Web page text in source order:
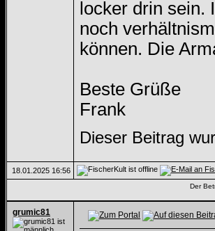
locker drin sein.
noch
können. Die
Beste Grüße
Frank
Dieser Beitrag
18.01.2025 16:56
Der
grumic81